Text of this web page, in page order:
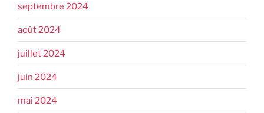
septembre 2024
août 2024
juillet 2024
juin 2024
mai 2024